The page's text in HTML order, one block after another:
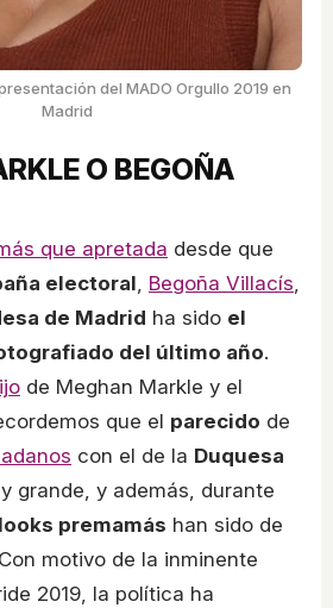
del MADO Orgullo 2019 en
Madrid
O BEGOÑA
que apretada desde que
electoral, Begoña Villacís,
de Madrid ha sido el
del último año.
de Meghan Markle y el
que el parecido de
con el de la Duquesa
grande, y además, durante
looks premamás han sido de
motivo de la inminente
2019, la política ha